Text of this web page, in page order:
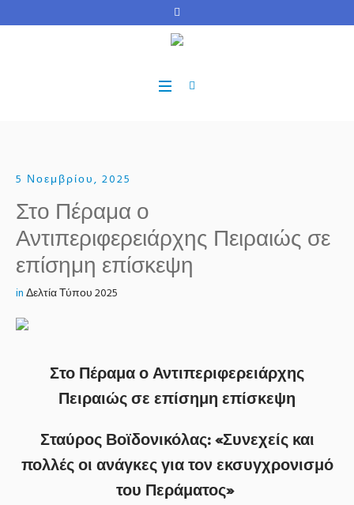
5 Νοεμβρίου, 2025
Στο Πέραμα ο
Αντιπεριφερειάρχης Πειραιώς σε
επίσημη επίσκεψη
inΔελτία Τύπου 2025
Στο Πέραμα ο Αντιπεριφερειάρχης
Πειραιώς σε επίσημη επίσκεψη
Σταύρος Βοϊδονικόλας: «Συνεχείς και
πολλές οι ανάγκες για τον εκσυγχρονισμό
του Περάματος»